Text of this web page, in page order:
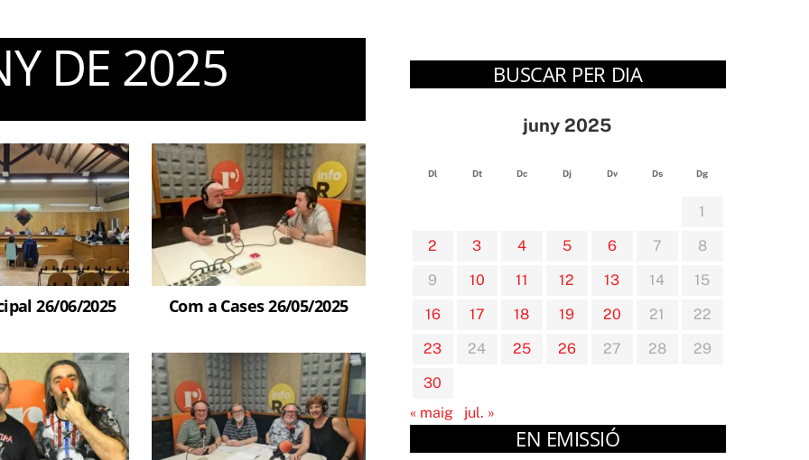
DE 2025
26/06/2025 Com a Cases 26/05/2025
BUSCAR PER DIA
juny 2025
Dl Dt Dc Dj Dv Ds Dg
1
2
3 4 5 6 7
8
9
10 11 12 13 14
15
16
17 18 19 20 21
22
23
24 25 26 27 28
29
30
« maig
jul. »
EN EMISSIÓ